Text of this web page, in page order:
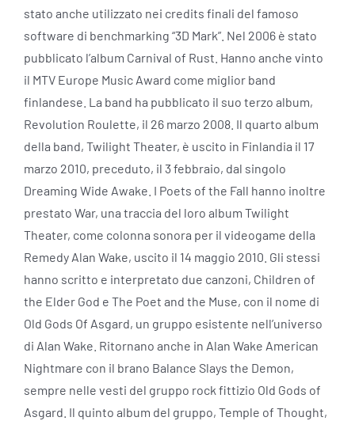
stato anche utilizzato nei credits finali del famoso
software di benchmarking “3D Mark”. Nel 2006 è stato
pubblicato l’album Carnival of Rust. Hanno anche vinto
il MTV Europe Music Award come miglior band
finlandese. La band ha pubblicato il suo terzo album,
Revolution Roulette, il 26 marzo 2008. Il quarto album
della band, Twilight Theater, è uscito in Finlandia il 17
marzo 2010, preceduto, il 3 febbraio, dal singolo
Dreaming Wide Awake. I Poets of the Fall hanno inoltre
prestato War, una traccia del loro album Twilight
Theater, come colonna sonora per il videogame della
Remedy Alan Wake, uscito il 14 maggio 2010. Gli stessi
hanno scritto e interpretato due canzoni, Children of
the Elder God e The Poet and the Muse, con il nome di
Old Gods Of Asgard, un gruppo esistente nell’universo
di Alan Wake. Ritornano anche in Alan Wake American
Nightmare con il brano Balance Slays the Demon,
sempre nelle vesti del gruppo rock fittizio Old Gods of
Asgard. Il quinto album del gruppo, Temple of Thought,